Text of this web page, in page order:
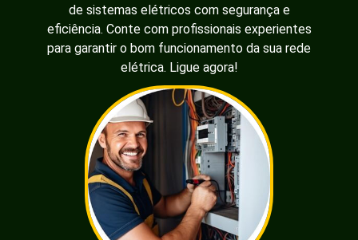
de sistemas elétricos com segurança e
eficiência. Conte com profissionais experientes
para garantir o bom funcionamento da sua rede
elétrica. Ligue agora!